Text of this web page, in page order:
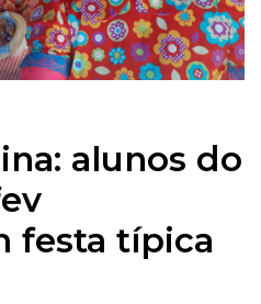
alunos do
festa típica